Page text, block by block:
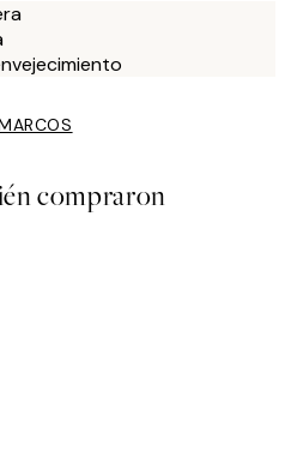
compraron